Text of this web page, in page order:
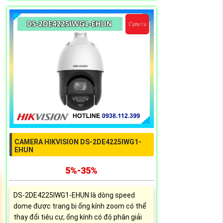
CAMERA HIKVISION DS-2DE4225IWG1-
EHUN
5%-35%
DS-2DE4225IWG1-EHUN là dòng speed
dome được trang bị ống kính zoom có thể
thay đổi tiêu cự, ống kính có độ phân giải